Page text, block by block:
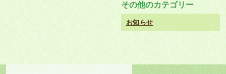
その他のカテゴリー
お知らせ